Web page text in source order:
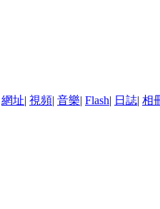
網址| 視頻| 音樂| Flash| 日誌| 相